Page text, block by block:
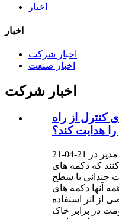
اخبار
اخبار
اخبار شرکت
اخبار صنعت
اخبار شرکت
کنترل از راه
را هدایت کند؟
21-04-21
که دکمه های
چندانی با سطح
آنها دکمه های
از اثر استفاده
در برابر خاک